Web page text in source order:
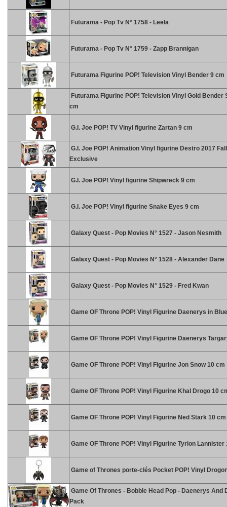
Futurama - Pop Tv N° 1758 - Leela
Futurama - Pop Tv N° 1759 - Zapp Brannigan
Futurama Figurine POP! Television Vinyl Bender 9 cm
Futurama Figurine POP! Television Vinyl Gold Bender
cm
G.I. Joe POP! TV Vinyl figurine Zartan 9 cm
G.I. Joe POP! Animation Vinyl figurine Destro 2017
Exclusive
G.I. Joe POP! Vinyl figurine Shipwreck 9 cm
G.I. Joe POP! Vinyl figurine Snake Eyes 9 cm
Galaxy Quest - Pop Movies N° 1527 - Jason Nesmith
Galaxy Quest - Pop Movies N° 1528 - Alexander Dane
Galaxy Quest - Pop Movies N° 1529 - Fred Kwan
Game OF Throne POP! Vinyl Figurine Daenerys in
Game OF Throne POP! Vinyl Figurine Daenerys
Game OF Throne POP! Vinyl Figurine Jon Snow 10 cm
Game OF Throne POP! Vinyl Figurine Khal Drogo 10
Game OF Throne POP! Vinyl Figurine Ned Stark 10 cm
Game OF Throne POP! Vinyl Figurine Tyrion Lannister
Game of Thrones porte-clés Pocket POP! Vinyl
Game Of Thrones - Bobble Head Pop - Daenerys And
Pack